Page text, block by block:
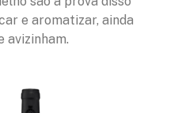
e aromatizar, ainda
avizinham.